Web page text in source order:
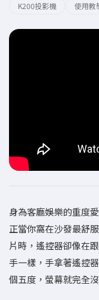
K200投影機 使用教
身為客廳娛樂的重度
正當你窩在沙發最舒
片時，遙控器卻像在
手一樣，手拿著遙控
個五度，螢幕就完全